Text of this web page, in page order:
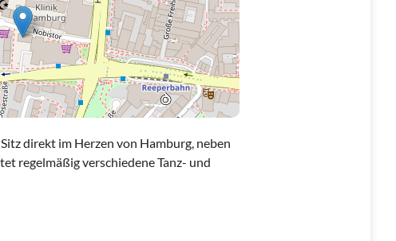
direkt im Herzen von Hamburg, neben
regelmäßig verschiedene Tanz- und